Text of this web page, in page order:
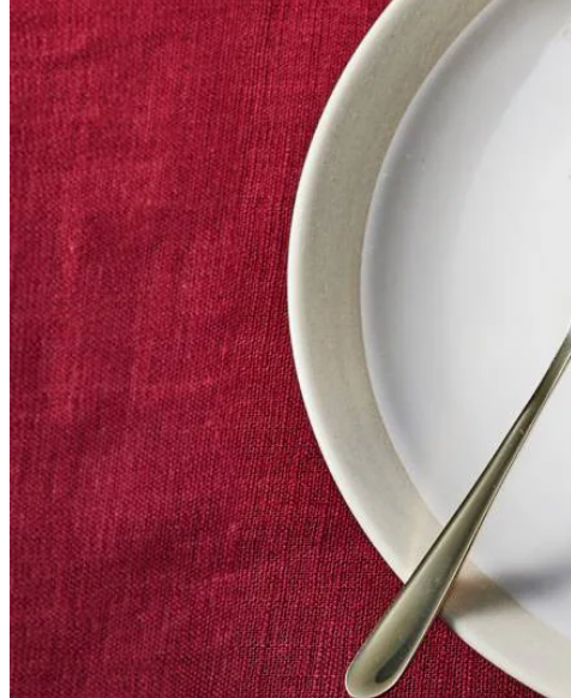
5 gverse platte peterselie
8AH Excellent crunch-parels goud